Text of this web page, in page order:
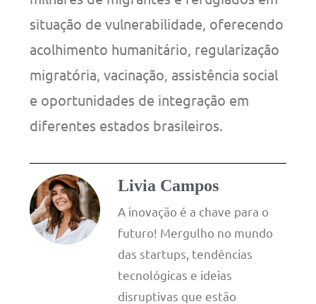
situação de vulnerabilidade, oferecendo
acolhimento humanitário, regularização
migratória, vacinação, assistência social
e oportunidades de integração em
diferentes estados brasileiros.
Livia Campos
A inovação é a chave para o
futuro! Mergulho no mundo
das startups, tendências
tecnológicas e ideias
disruptivas que estão